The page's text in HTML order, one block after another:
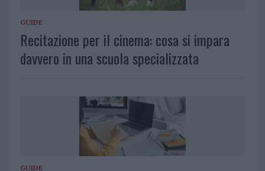
GUIDE
Recitazione per il cinema: cosa si impara
davvero in una scuola specializzata
GUIDE